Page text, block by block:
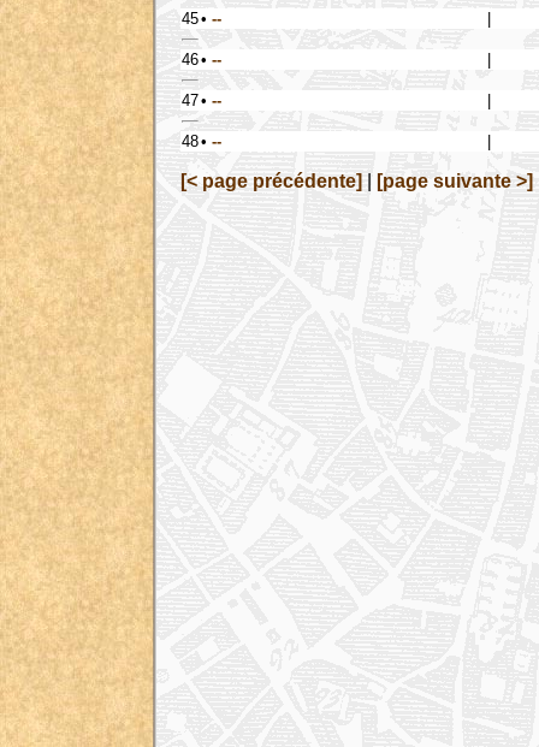
45• --
46• --
47• --
48• --
[< page précédente] [page suivante >]